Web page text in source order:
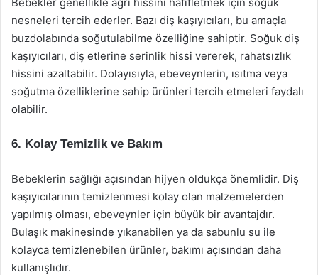
nesneleri tercih ederler. Bazı diş kaşıyıcıları, bu amaçla
buzdolabında soğutulabilme özelliğine sahiptir. Soğuk diş
kaşıyıcıları, diş etlerine serinlik hissi vererek, rahatsızlık
hissini azaltabilir. Dolayısıyla, ebeveynlerin, ısıtma veya
soğutma özelliklerine sahip ürünleri tercih etmeleri faydalı
olabilir.
6. Kolay Temizlik ve Bakım
Bebeklerin sağlığı açısından hijyen oldukça önemlidir. Diş
kaşıyıcılarının temizlenmesi kolay olan malzemelerden
yapılmış olması, ebeveynler için büyük bir avantajdır.
Bulaşık makinesinde yıkanabilen ya da sabunlu su ile
kolayca temizlenebilen ürünler, bakımı açısından daha
kullanışlıdır.